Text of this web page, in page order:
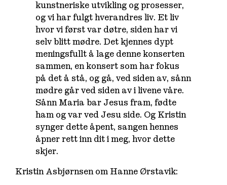
kunstneriske utvikling og prosesser,
og vi har fulgt hverandres liv. Et liv
hvor vi først var døtre, siden har vi
selv blitt mødre. Det kjennes dypt
meningsfullt å lage denne konserten
sammen, en konsert som har fokus
på det å stå, og gå, ved siden av, sånn
mødre går ved siden av i livene våre.
Sånn Maria bar Jesus fram, fødte
ham og var ved Jesu side. Og Kristin
synger dette åpent, sangen hennes
åpner rett inn dit i meg, hvor dette
skjer.
Kristin Asbjørnsen om Hanne Ørstavik: